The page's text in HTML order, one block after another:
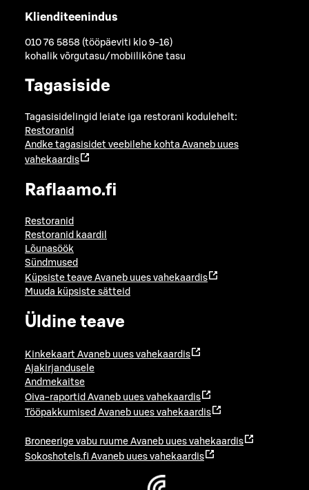
Klienditeenindus
010 76 5858 (tööpäeviti klo 9-16)
kohalik võrgutasu/mobiilikõne tasu
Tagasiside
Tagasisidelingid leiate iga restorani kodulehelt:
Restoranid
Andke tagasisidet veebilehe kohta Avaneb uues
vahekaardis
Raflaamo.fi
Restoranid
Restoranid kaardil
Lõunasöök
Sündmused
Küpsiste teave Avaneb uues vahekaardis
Muuda küpsiste sätteid
Üldine teave
Kinkekaart Avaneb uues vahekaardis
Ajakirjandusele
Andmekaitse
Oiva-raportid Avaneb uues vahekaardis
Tööpakkumised Avaneb uues vahekaardis
Broneerige vabu ruume Avaneb uues vahekaardis
Sokoshotels.fi Avaneb uues vahekaardis